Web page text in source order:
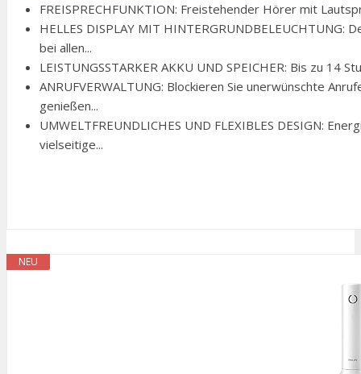
FREISPRECHFUNKTION: Freistehender Hörer mit
HELLES DISPLAY MIT
bei allen...
LEISTUNGSSTARKER AKKU UND SPEICHER: Bis zu 14
ANRUFVERWALTUNG: Blockieren Sie unerwünschte
genießen...
UMWELTFREUNDLICHES UND FLEXIBLES DESIGN:
vielseitige...
NEU